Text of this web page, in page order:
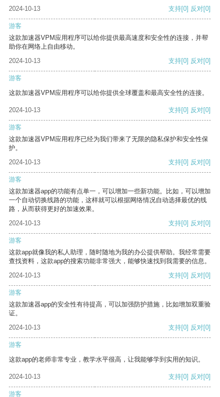
2024-10-13 支持[0] 反对[0]
游客
这款加速器VPM应用程序可以给你提供最高速度和安全性的连接，并帮
助你在网络上自由移动。
2024-10-13
支持[0] 反对[0]
游客
这款加速器VPM应用程序可以给你提供全球覆盖和最高安全性的连接。
2024-10-13 支持[0] 反对[0]
游客
这款加速器VPM应用程序已经为我们带来了无限的隐私保护和安全性保
护。
2024-10-13
支持[0] 反对[0]
游客
这款加速器app的功能有点单一，可以增加一些新功能。比如，可以增加
一个自动切换线路的功能，这样就可以根据网络情况自动选择最优的线
路，从而获得更好的加速效果。
2024-10-13
支持[0] 反对[0]
游客
这款app就像我的私人助理，随时随地为我的办公提供帮助。我经常需要
查找资料，这款app的搜索功能非常强大，能够快速找到我需要的信息。
2024-10-13
支持[0] 反对[0]
游客
这款加速器app的安全性有待提高，可以加强防护措施，比如增加双重验
证。
2024-10-13
支持[0] 反对[0]
游客
这款app的老师非常专业，教学水平很高，让我能够学到实用的知识。
2024-10-13 支持[0] 反对[0]
游客